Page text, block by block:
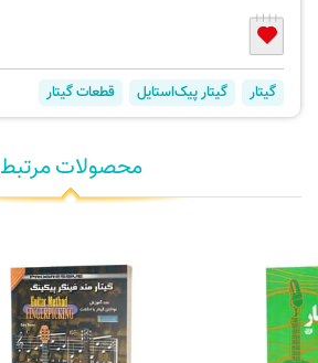
گیتار گیتار پیک‌استایل قطعات گیتار
محصولات مرتبط